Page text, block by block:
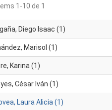
1-10 de 1
Diego Isaac (1)
Marisol (1)
Karina (1)
César Iván (1)
Laura Alicia (1)